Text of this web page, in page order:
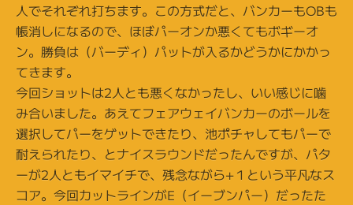
人でそれぞれ打ちます。この方式だと、バンカーもOBも
帳消しになるので、ほぼパーオンか悪くてもボギーオ
ン。勝負は（バーディ）パットが入るかどうかにかかっ
てきます。
今回ショットは2人とも悪くなかったし、いい感じに噛
み合いました。あえてフェアウェイバンカーのボールを
選択してパーをゲットできたり、池ポチャしてもパーで
耐えられたり、とナイスラウンドだったんですが、パタ
ーが2人ともイマイチで、残念ながら+１という平凡なス
コア。今回カットラインがE（イーブンパー）だったた